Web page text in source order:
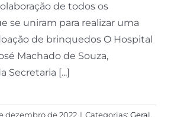
de todos os
se uniram para realizar uma
de brinquedos O Hospital
Machado de Souza,
Secretaria [...]
dezembro de 2022 | Categorias: Geral,